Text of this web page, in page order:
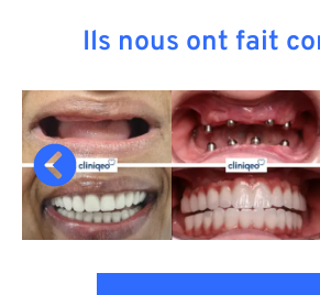
Ils nous ont fait